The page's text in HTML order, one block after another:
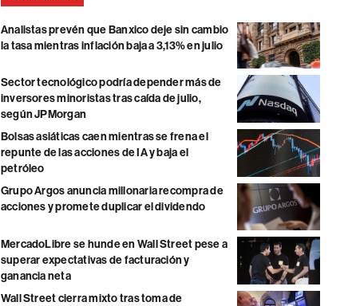
Analistas prevén que Banxico deje sin cambio
la tasa mientras inflación baja a 3,13% en julio
Sector tecnológico podría depender más de
inversores minoristas tras caída de julio,
según JPMorgan
Bolsas asiáticas caen mientras se frena el
repunte de las acciones de IA y baja el
petróleo
Grupo Argos anuncia millonaria recompra de
acciones y promete duplicar el dividendo
MercadoLibre se hunde en Wall Street pese a
superar expectativas de facturación y
ganancia neta
Wall Street cierra mixto tras toma de